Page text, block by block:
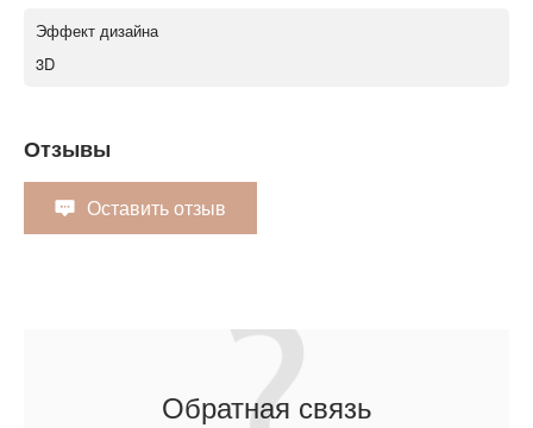
Эффект дизайна
3D
Отзывы
Оставить отзыв
Обратная связь